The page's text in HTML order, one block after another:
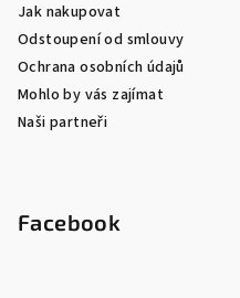
Jak nakupovat
Odstoupení od smlouvy
Ochrana osobních údajů
Mohlo by vás zajímat
Naši partneři
Facebook